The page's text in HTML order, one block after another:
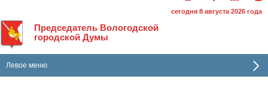
сегодня 8 августа 2026 года
Председатель Вологодской
городской Думы
Левое меню